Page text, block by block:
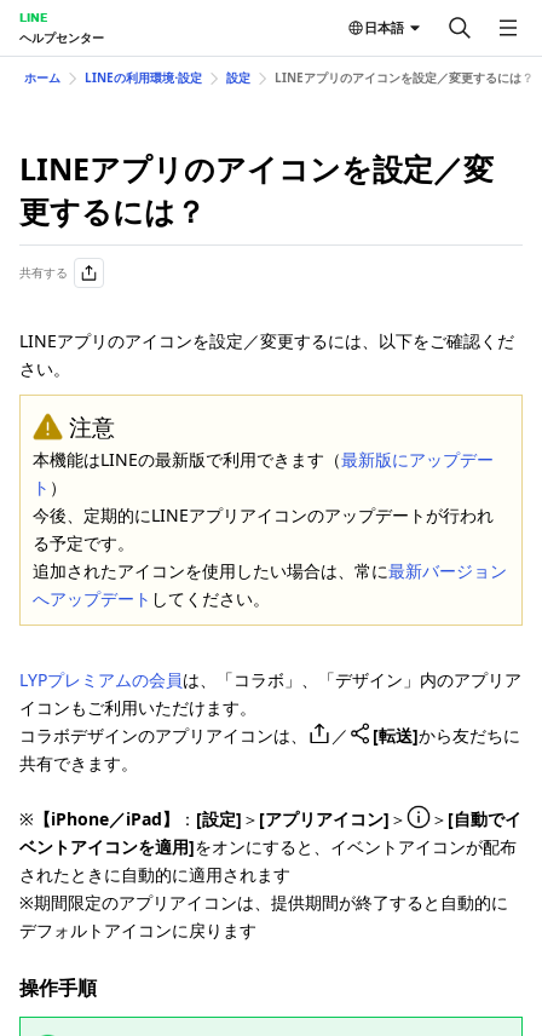
LINE
ヘルプセンター
日本語
ホーム LINEの利用環境⋅設定 設定 LINEアプリのアイコンを設定／変更するには？
LINEアプリのアイコンを設定／変
更するには？
共有する
LINEアプリのアイコンを設定／変更するには、以下をご確認くだ
さい。
注意
本機能はLINEの最新版で利用できます（最新版にアップデー
ト ）
今後、定期的にLINEアプリアイコンのアップデートが行われ
る予定です。
追加されたアイコンを使用したい場合は、常に最新バージョン
へアップデート してください。
LYPプレミアムの会員は、「コラボ」、「デザイン」内のアプリア
イコンもご利用いただけます。
コラボデザインのアプリアイコンは、
／ [転送]から友だちに
共有できます。
※ 【iPhone／iPad】 ： [設定] ＞ [アプリアイコン] ＞ ＞ [自動でイ
ベントアイコンを適用]をオンにすると、イベントアイコンが配布
されたときに自動的に適用されます
※期間限定のアプリアイコンは、提供期間が終了すると自動的に
デフォルトアイコンに戻ります
操作手順